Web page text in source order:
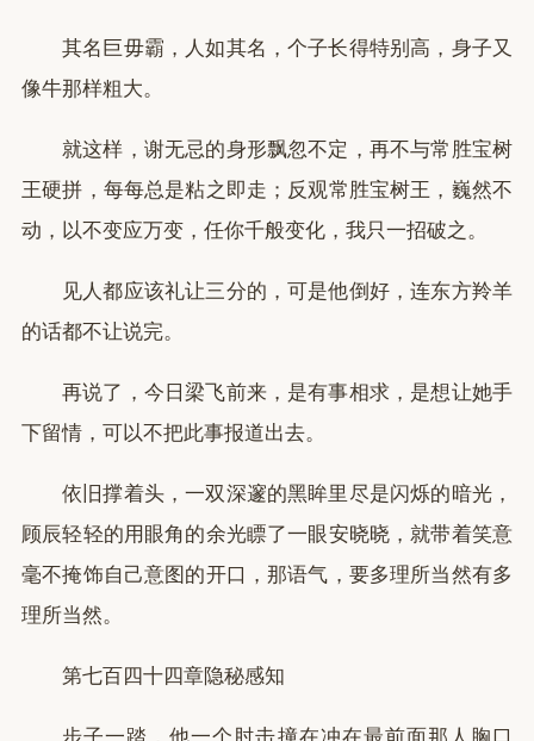
其名巨毋霸，人如其名，个子长得特别高，身子又
像牛那样粗大。
就这样，谢无忌的身形飘忽不定，再不与常胜宝树
王硬拼，每每总是粘之即走；反观常胜宝树王，巍然不
动，以不变应万变，任你千般变化，我只一招破之。
见人都应该礼让三分的，可是他倒好，连东方羚羊
的话都不让说完。
再说了，今日梁飞前来，是有事相求，是想让她手
下留情，可以不把此事报道出去。
依旧撑着头，一双深邃的黑眸里尽是闪烁的暗光，
顾辰轻轻的用眼角的余光瞟了一眼安晓晓，就带着笑意
毫不掩饰自己意图的开口，那语气，要多理所当然有多
理所当然。
第七百四十四章隐秘感知